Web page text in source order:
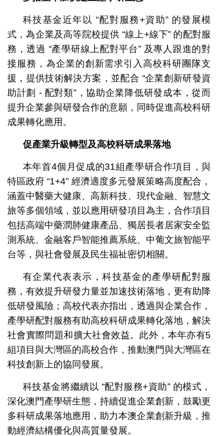
科技基金近年以 “配對服務+資助” 的發展模
式，為企業及高等院校提供 “線上+線下” 的配對服
務，透過 “產學研線上配對平台” 及專人跟進的對
接服務，為企業的創新需求引入高校科研團隊支
援，提供技術解決方案，並配合 “企業創新研發資
助計劃 - 配對類”，協助企業降低研發成本，從而
提升企業參與研發合作的意願，同時促進高校科研
成果轉化應用。
促產業升級轉型及高校科研成果落地
本年首4個月促成的31組產學研合作項目，與
特區政府 “1+4” 經濟適度多元發展策略高度配合，
涵蓋中醫藥大健康、高新科技、現代金融、智慧文
旅等多個領域，並以應用研發項目為主，合作項目
包括高端中藥潤肺健康產品、獨居長者居家安全監
測系統、金融客戶智能推薦系統、中葡文旅智能平
台等，與社會發展及民生福祉密切相關。
有企業代表表示，科技基金的產學研配對服
務，有效提升研發力量並加速技術落地，更有助降
低研發風險；高校代表亦指出，透過與企業合作，
產學研配對服務有助高校科研成果轉化落地，解決
社會實際問題和擴大社會效益。此外，本年亦有5
組項目與大灣區的高校合作，推動澳門與大灣區在
科技創新上的協同發展。
科技基金將繼續以 “配對服務+資助” 的模式，
深化澳門產學研生態，持續促進企業創新，鼓勵更
多科研成果落地應用，助力本澳企業創新升級，推
動經濟結構優化與高質量發展。